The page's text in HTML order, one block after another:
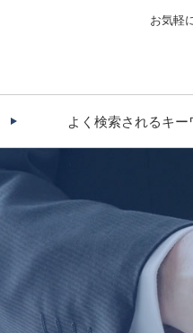
お気軽
よく検索されるキー